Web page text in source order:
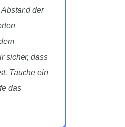
der
sicher, dass
Tauche ein
das